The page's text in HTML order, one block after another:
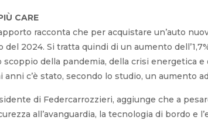
CARE
racconta che per acquistare un’auto
del 2024. Si tratta quindi di un aumento
scoppio della pandemia, della crisi energetica
anni c’è stato, secondo lo studio, un aumento
di Federcarrozzieri, aggiunge che a
all’avanguardia, la tecnologia di bordo e